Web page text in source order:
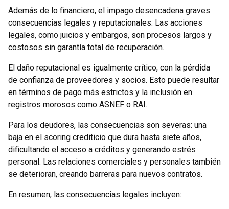
Además de lo financiero, el impago desencadena graves
consecuencias legales y reputacionales. Las acciones
legales, como juicios y embargos, son procesos largos y
costosos sin garantía total de recuperación.
El daño reputacional es igualmente crítico, con la pérdida
de confianza de proveedores y socios. Esto puede resultar
en términos de pago más estrictos y la inclusión en
registros morosos como ASNEF o RAI.
Para los deudores, las consecuencias son severas: una
baja en el scoring crediticio que dura hasta siete años,
dificultando el acceso a créditos y generando estrés
personal. Las relaciones comerciales y personales también
se deterioran, creando barreras para nuevos contratos.
En resumen, las consecuencias legales incluyen: